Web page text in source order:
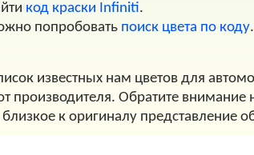
код краски Infiniti.
попробовать поиск цвета по коду.
известных нам цветов для
производителя. Обратите
к оригиналу представление